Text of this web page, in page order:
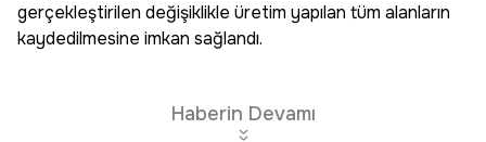
gerçekleştirilen değişiklikle üretim yapılan tüm alanların
kaydedilmesine imkan sağlandı.
Haberin Devamı